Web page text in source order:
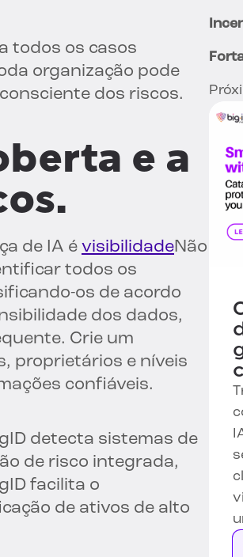
todos os casos
organização pode
dos riscos.
e a
de IA é visibilidadeNão
todos os
os de acordo
dos dados,
Crie um
proprietários e níveis
confiáveis.
detecta sistemas de
de risco integrada,
facilita o
de ativos de alto